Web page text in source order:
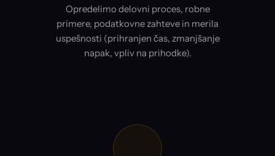
Opredelimo delovni proces, robne
primere, podatkovne zahteve in merila
uspešnosti (prihranjen čas, zmanjšanje
napak, vpliv na prihodke).